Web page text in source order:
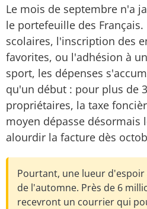
Le mois de septembre n'a
le portefeuille des
scolaires, l'inscription des
favorites, ou l'adhésion à
sport, les dépenses
qu'un début : pour plus de
propriétaires, la taxe
moyen dépasse désormais
alourdir la facture dès
Pourtant, une lueur
de l'automne. Près de 6
recevront un courrier qui